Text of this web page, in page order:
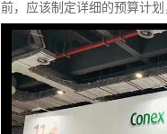
前，应该制定详细的预算计